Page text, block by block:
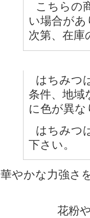
こちらの
い場合が
次第、在庫
はちみつ
条件、地域
に色が異
はちみつ
下さい。
華やかな力強さ
花粉